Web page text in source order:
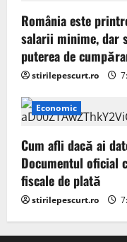
România este
salarii minime, dar
puterea de
stirilepescurt.ro
Economic
Cum afli dacă ai
Documentul oficial
fiscale de plată
stirilepescurt.ro